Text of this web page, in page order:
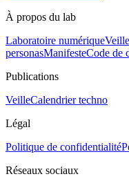
À propos du lab
Laboratoire numérique
personasManifesteCode de
Publications
VeilleCalendrier techno
Légal
Politique de confidentialité
Réseaux sociaux